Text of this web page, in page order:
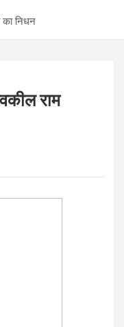
का निधन
राम